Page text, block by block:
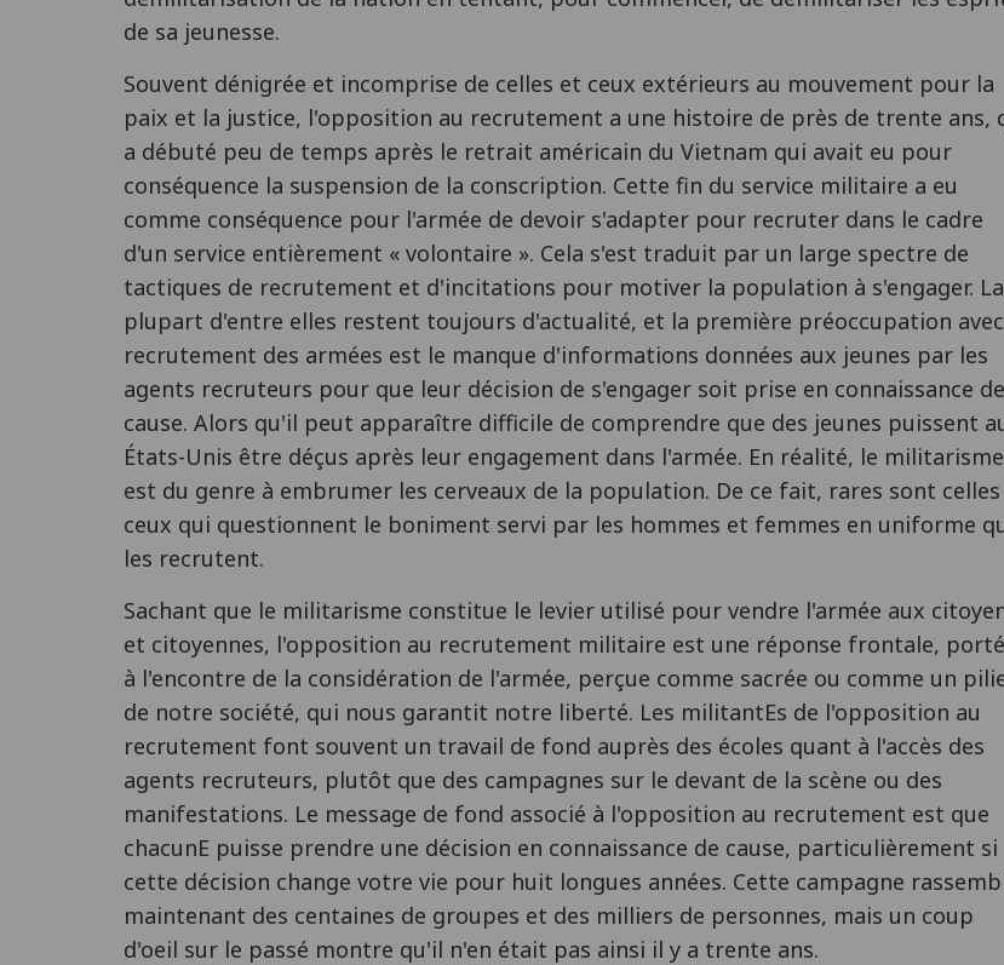
de sa jeunesse.
Souvent dénigrée et incomprise de celles et ceux extérieurs au mouvement pour la
paix et la justice, l'opposition au recrutement a une histoire de près de trente ans,
a débuté peu de temps après le retrait américain du Vietnam qui avait eu pour
conséquence la suspension de la conscription. Cette fin du service militaire a eu
comme conséquence pour l'armée de devoir s'adapter pour recruter dans le cadre
d'un service entièrement « volontaire ». Cela s'est traduit par un large spectre de
tactiques de recrutement et d'incitations pour motiver la population à s'engager. La
plupart d'entre elles restent toujours d'actualité, et la première préoccupation
recrutement des armées est le manque d'informations données aux jeunes par les
agents recruteurs pour que leur décision de s'engager soit prise en connaissance de
cause. Alors qu'il peut apparaître difficile de comprendre que des jeunes puissent
États-Unis être déçus après leur engagement dans l'armée. En réalité, le militarisme
est du genre à embrumer les cerveaux de la population. De ce fait, rares sont
ceux qui questionnent le boniment servi par les hommes et femmes en uniforme
les recrutent.
Sachant que le militarisme constitue le levier utilisé pour vendre l'armée aux
et citoyennes, l'opposition au recrutement militaire est une réponse frontale,
à l'encontre de la considération de l'armée, perçue comme sacrée ou comme un
de notre société, qui nous garantit notre liberté. Les militantEs de l'opposition au
recrutement font souvent un travail de fond auprès des écoles quant à l'accès des
agents recruteurs, plutôt que des campagnes sur le devant de la scène ou des
manifestations. Le message de fond associé à l'opposition au recrutement est que
chacunE puisse prendre une décision en connaissance de cause, particulièrement si
cette décision change votre vie pour huit longues années. Cette campagne
maintenant des centaines de groupes et des milliers de personnes, mais un coup
d'oeil sur le passé montre qu'il n'en était pas ainsi il y a trente ans.